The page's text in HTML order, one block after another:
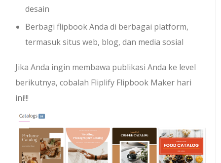
desain
Berbagi flipbook Anda di berbagai platform,
termasuk situs web, blog, dan media sosial
Jika Anda ingin membawa publikasi Anda ke level
berikutnya, cobalah Fliplify Flipbook Maker hari
ini!!!